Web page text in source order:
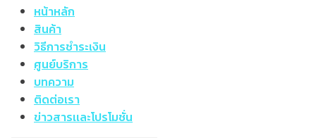
หน้าหลัก
สินค้า
วิธีการชำระเงิน
ศูนย์บริการ
บทความ
ติดต่อเรา
ข่าวสารเเละโปรโมชั่น